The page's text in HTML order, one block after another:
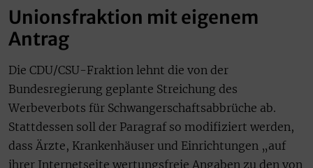
Unionsfraktion mit eigenem
Antrag
Die CDU/CSU-Fraktion lehnt die von der
Bundesregierung geplante Streichung des
Werbeverbots für Schwangerschaftsabbrüche ab.
Stattdessen soll der Paragraf so modifiziert werden,
dass Ärzte, Krankenhäuser und Einrichtungen „auf
ihrer Internetseite wertungsfreie Angaben zu den von